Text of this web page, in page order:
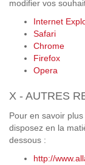
modifier vos
Internet
Safari
Chrome
Firefox
Opera
X - AUTRES
Pour en savoir
disposez en la
dessous :
http://